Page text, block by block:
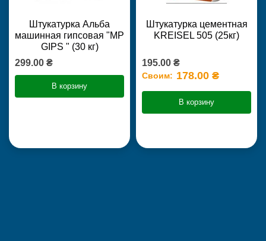
Штукатурка Альба
машинная гипсовая "MP
GIPS " (30 кг)
299.00 ₴
В корзину
Штукатурка цементная
KREISEL 505 (25кг)
195.00 ₴
Своим: 178.00 ₴
В корзину